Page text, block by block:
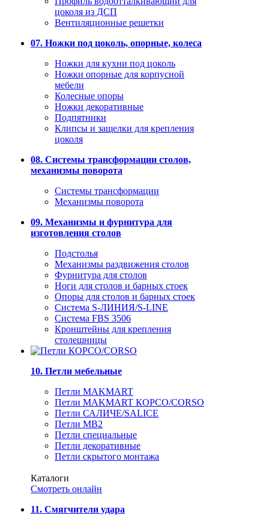
цоколя из ДСП
Вентиляционные решетки
07. Ножки под цоколь, опорные, колеса
Ножки для кухни под цоколь
Ножки опорные для корпусной
мебели
Колесные опоры
Ножки декоративные
Подпятники
Клипсы и защелки для крепления
цоколя
08. Системы трансформации столов,
механизмы поворота
Системы трансформации
Механизмы поворота
09. Механизмы и фурнитура для
изготовления столов
Подстолья
Механизмы раздвижения столов
Фурнитура для столов
Ноги для столов и барных стоек
Опоры для столов и барных стоек
Система S-ЛИНИЯ/S-LINE
Система FBS 3506
Кронштейны для крепления
столешницы
10. Петли мебельные
Петли MAKMART
Петли MAKMART КОРСО/CORSO
Петли САЛИЧЕ/SALICE
Петли MB2
Петли специальные
Петли декоративные
Петли скрытого монтажа
Каталоги
Смотреть онлайн
11. Смягчители удара